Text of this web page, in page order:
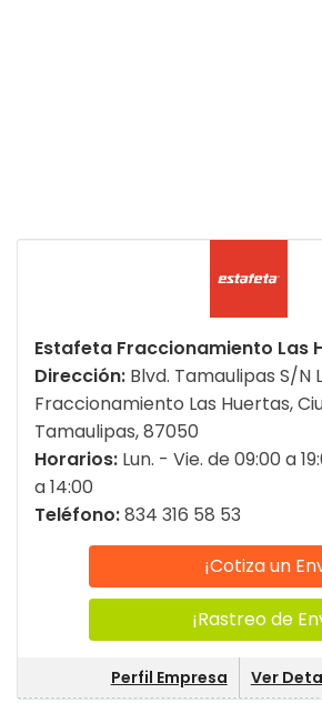
Estafeta Fraccionamiento Las
Dirección: Blvd. Tamaulipas S/N
Fraccionamiento Las Huertas,
Tamaulipas, 87050
Horarios: Lun. - Vie. de 09:00 a
a 14:00
Teléfono:834 316 58 53
¡Cotiza un
¡Rastreo de
Perfil Empresa Ver